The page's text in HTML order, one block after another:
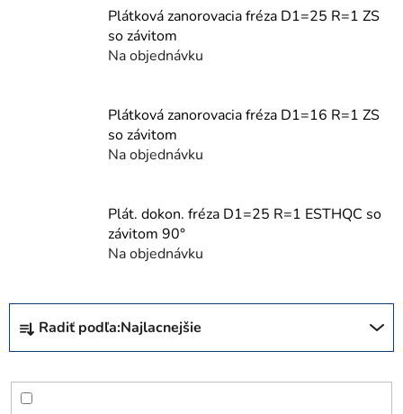
Plátková zanorovacia fréza D1=25 R=1 ZS
so závitom
Na objednávku
Plátková zanorovacia fréza D1=16 R=1 ZS
so závitom
Na objednávku
Plát. dokon. fréza D1=25 R=1 ESTHQC so
závitom 90°
Na objednávku
R
d
e
Radiť podľa:Najlacnejšie